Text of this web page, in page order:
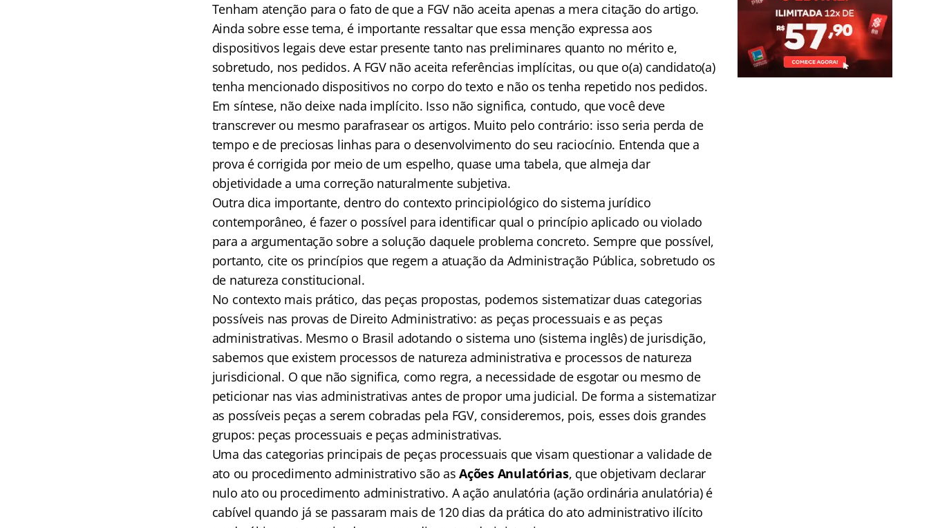
Tenham atenção para o fato de que a FGV não aceita apenas a mera citação do artigo.
Ainda sobre esse tema, é importante ressaltar que essa menção expressa aos
dispositivos legais deve estar presente tanto nas preliminares quanto no mérito e,
sobretudo, nos pedidos. A FGV não aceita referências implícitas, ou que o(a) candidato(a)
tenha mencionado dispositivos no corpo do texto e não os tenha repetido nos pedidos.
Em síntese, não deixe nada implícito. Isso não significa, contudo, que você deve
transcrever ou mesmo parafrasear os artigos. Muito pelo contrário: isso seria perda de
tempo e de preciosas linhas para o desenvolvimento do seu raciocínio. Entenda que a
prova é corrigida por meio de um espelho, quase uma tabela, que almeja dar
objetividade a uma correção naturalmente subjetiva.
Outra dica importante, dentro do contexto principiológico do sistema jurídico
contemporâneo, é fazer o possível para identificar qual o princípio aplicado ou violado
para a argumentação sobre a solução daquele problema concreto. Sempre que possível,
portanto, cite os princípios que regem a atuação da Administração Pública, sobretudo os
de natureza constitucional.
No contexto mais prático, das peças propostas, podemos sistematizar duas categorias
possíveis nas provas de Direito Administrativo: as peças processuais e as peças
administrativas. Mesmo o Brasil adotando o sistema uno (sistema inglês) de jurisdição,
sabemos que existem processos de natureza administrativa e processos de natureza
jurisdicional. O que não significa, como regra, a necessidade de esgotar ou mesmo de
peticionar nas vias administrativas antes de propor uma judicial. De forma a sistematizar
as possíveis peças a serem cobradas pela FGV, consideremos, pois, esses dois grandes
grupos: peças processuais e peças administrativas.
Uma das categorias principais de peças processuais que visam questionar a validade de
ato ou procedimento administrativo são asAções Anulatórias, que objetivam declarar
nulo ato ou procedimento administrativo. A ação anulatória (ação ordinária anulatória) é
cabível quando já se passaram mais de 120 dias da prática do ato administrativo ilícito